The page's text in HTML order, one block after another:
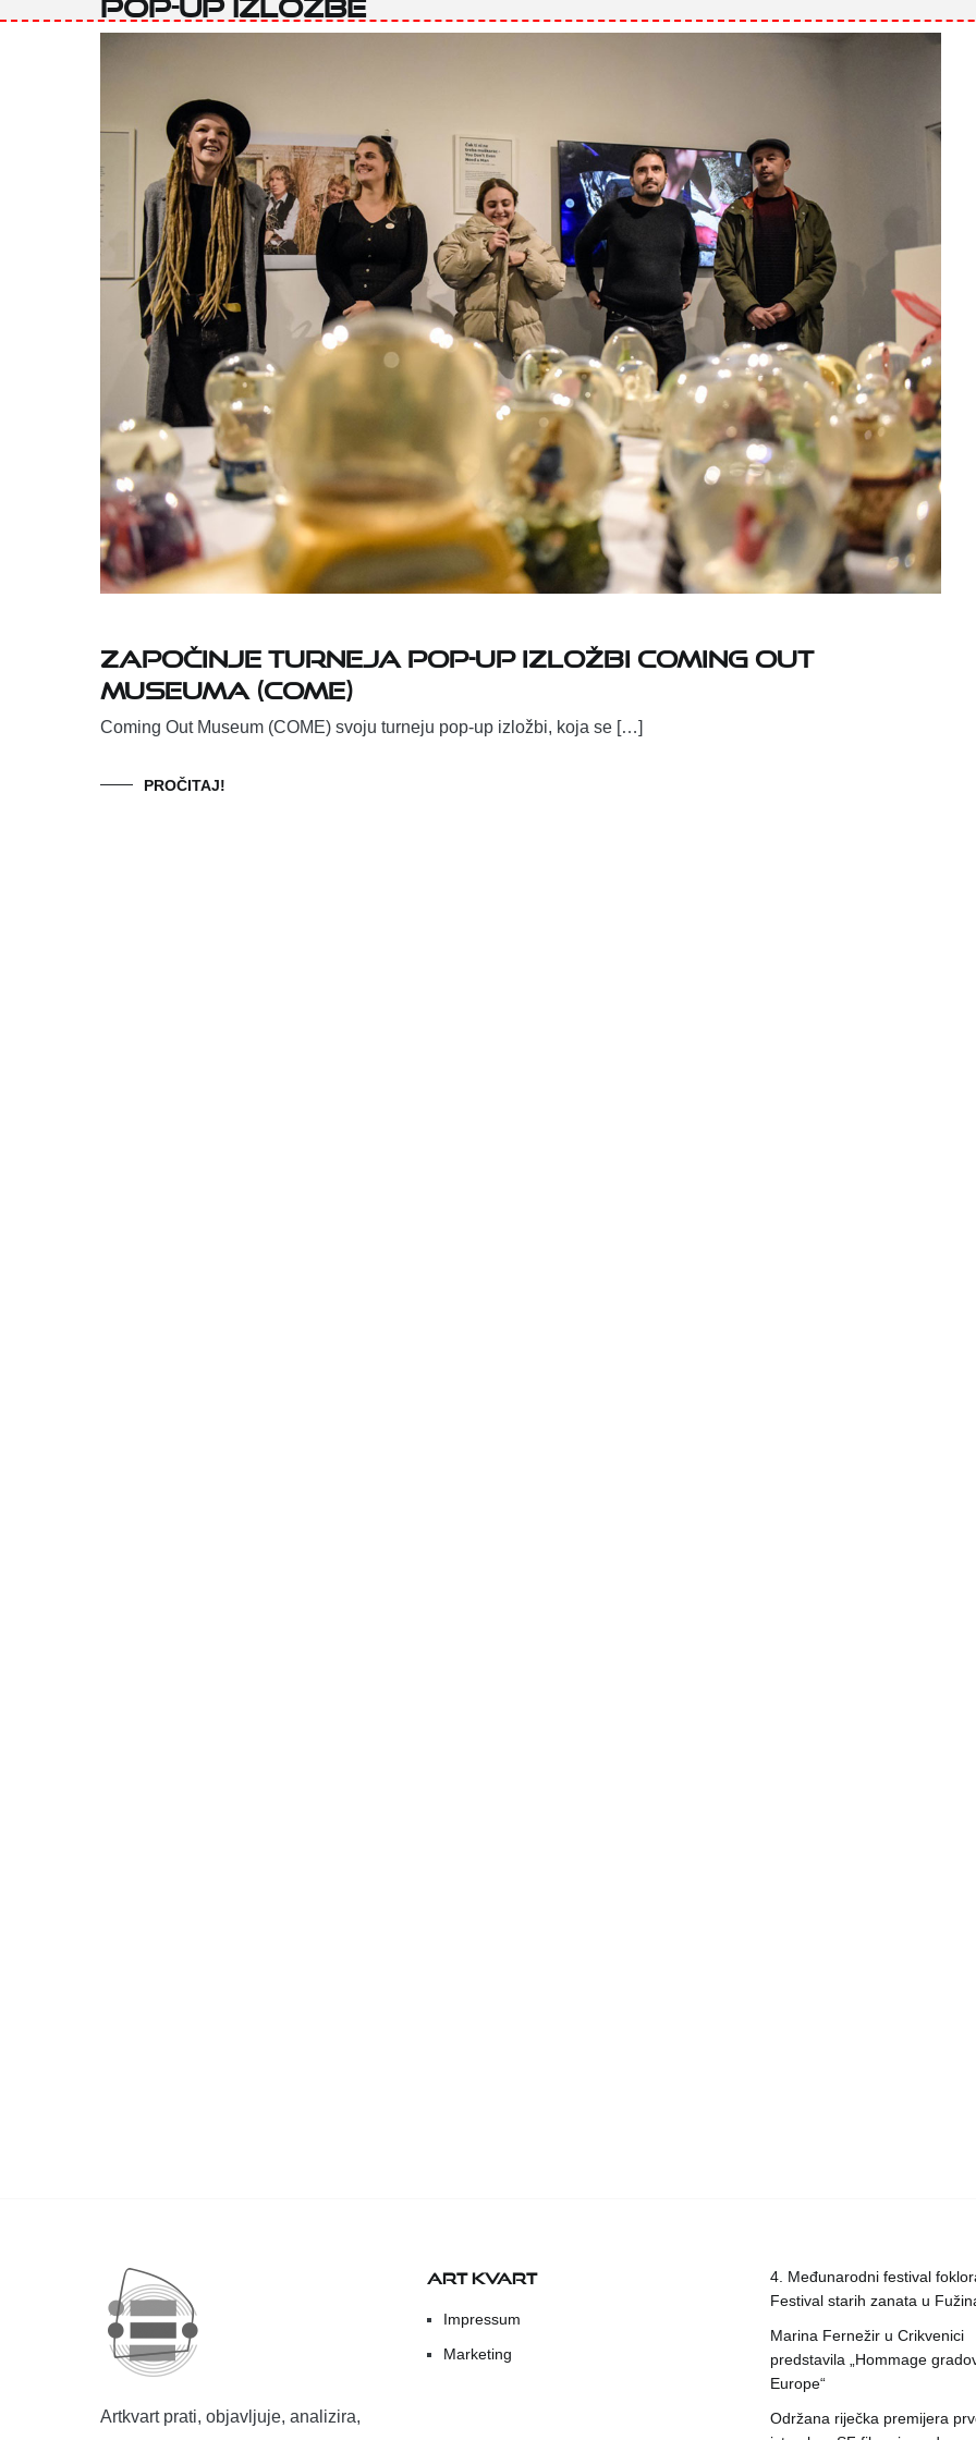
Započinje turneja pop-up izložbi Coming Out
Museuma (COME)
Coming Out Museum (COME) svoju turneju pop-up izložbi, koja se […]
PROČITAJ!
Artkvart prati, objavljuje, analizira,
ART KVART
Impressum
Marketing
4. Međunarodni festival
Festival starih zanata u
Marina Fernežir u Crikvenici
predstavila „Hommage
Europe“
Održana riječka premijera